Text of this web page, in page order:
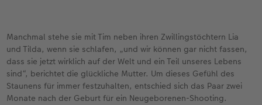
Manchmal stehe sie mit Tim neben ihren Zwillingstöchtern Lia
und Tilda, wenn sie schlafen, „und wir können gar nicht fassen,
dass sie jetzt wirklich auf der Welt und ein Teil unseres Lebens
sind“, berichtet die glückliche Mutter. Um dieses Gefühl des
Staunens für immer festzuhalten, entschied sich das Paar zwei
Monate nach der Geburt für ein Neugeborenen-Shooting.